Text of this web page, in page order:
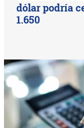
dólar podría
1.650